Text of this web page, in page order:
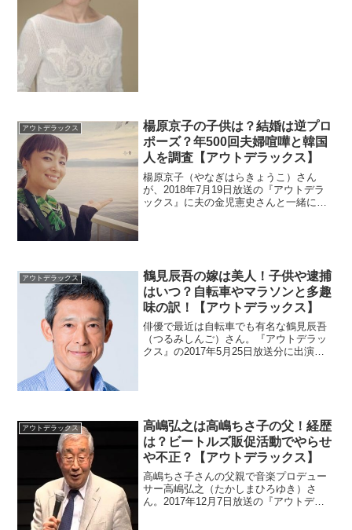
アウトデラックス
楊原京子の子供は？結婚は逆プロ
ポーズ？年500回夫婦喧嘩と韓国
人を調査【アウトデラックス】
楊原京子（やなぎはらきょうこ）さん
が、2018年7月19日放送の『アウトデラ
ックス』に夫の金児憲史さんと一緒に出
アウトデラックス
鶴見辰吾の嫁は美人！子供や逮捕
はいつ？自転車やマラソンと多趣
味の訳！【アウトデラックス】
俳優で最近は自転車でも有名な鶴見辰吾
（つるみしんご）さん。『アウトデラッ
クス』の2017年5月25日放送分に出演。
アウトデラックス
高嶋弘之は高嶋ちさ子の父！経歴
は？ビートルズ販促活動でやらせ
や不正？【アウトデラックス】
高嶋ちさ子さんの父親で音楽プロデュー
サー高嶋弘之（たかしまひろゆき）さ
ん。2017年12月7日放送の『アウトデラ